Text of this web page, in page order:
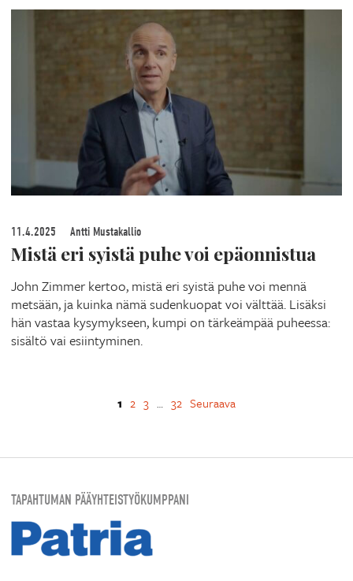
11.4.2025 Antti Mustakallio
Mistä eri syistä puhe voi epäonnistua
John Zimmer kertoo, mistä eri syistä puhe voi mennä
metsään, ja kuinka nämä sudenkuopat voi välttää. Lisäksi
hän vastaa kysymykseen, kumpi on tärkeämpää puheessa:
sisältö vai esiintyminen.
1 2 3 … 32 Seuraava
TAPAHTUMAN PÄÄYHTEISTYÖKUMPPANI